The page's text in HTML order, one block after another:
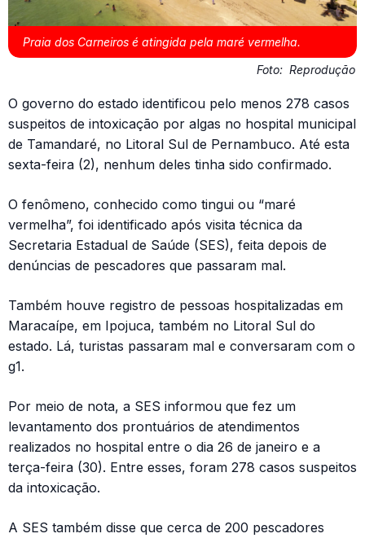
Praia dos Carneiros é atingida pela maré vermelha.
Foto: Reprodução
O governo do estado identificou pelo menos 278 casos
suspeitos de intoxicação por algas no hospital municipal
de Tamandaré, no Litoral Sul de Pernambuco. Até esta
sexta-feira (2), nenhum deles tinha sido confirmado.
O fenômeno, conhecido como tingui ou “maré
vermelha”, foi identificado após visita técnica da
Secretaria Estadual de Saúde (SES), feita depois de
denúncias de pescadores que passaram mal.
Também houve registro de pessoas hospitalizadas em
Maracaípe, em Ipojuca, também no Litoral Sul do
estado. Lá, turistas passaram mal e conversaram com o
g1.
Por meio de nota, a SES informou que fez um
levantamento dos prontuários de atendimentos
realizados no hospital entre o dia 26 de janeiro e a
terça-feira (30). Entre esses, foram 278 casos suspeitos
da intoxicação.
A SES também disse que cerca de 200 pescadores